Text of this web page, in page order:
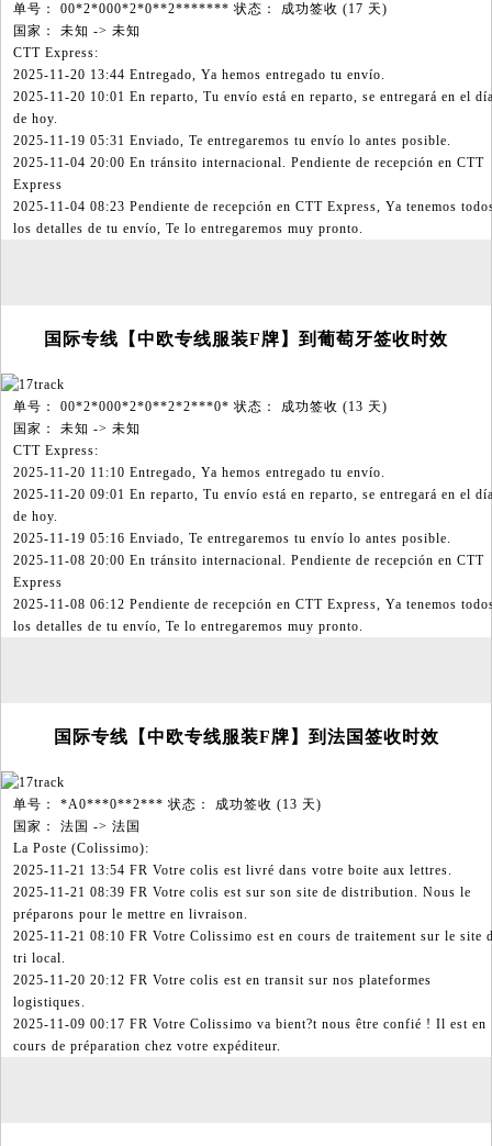
单号： 00*2*000*2*0**2******* 状态： 成功签收 (17 天)
国家： 未知 -> 未知
CTT Express:
2025-11-20 13:44 Entregado, Ya hemos entregado tu envío.
2025-11-20 10:01 En reparto, Tu envío está en reparto, se entregará en el
de hoy.
2025-11-19 05:31 Enviado, Te entregaremos tu envío lo antes posible.
2025-11-04 20:00 En tránsito internacional. Pendiente de recepción en CTT
Express
2025-11-04 08:23 Pendiente de recepción en CTT Express, Ya tenemos
los detalles de tu envío, Te lo entregaremos muy pronto.
国际专线【中欧专线服装F牌】到葡萄牙签收时效
单号： 00*2*000*2*0**2*2***0* 状态： 成功签收 (13 天)
国家： 未知 -> 未知
CTT Express:
2025-11-20 11:10 Entregado, Ya hemos entregado tu envío.
2025-11-20 09:01 En reparto, Tu envío está en reparto, se entregará en el
de hoy.
2025-11-19 05:16 Enviado, Te entregaremos tu envío lo antes posible.
2025-11-08 20:00 En tránsito internacional. Pendiente de recepción en CTT
Express
2025-11-08 06:12 Pendiente de recepción en CTT Express, Ya tenemos
los detalles de tu envío, Te lo entregaremos muy pronto.
国际专线【中欧专线服装F牌】到法国签收时效
单号： *A0***0**2*** 状态： 成功签收 (13 天)
国家： 法国 -> 法国
La Poste (Colissimo):
2025-11-21 13:54 FR Votre colis est livré dans votre boite aux lettres.
2025-11-21 08:39 FR Votre colis est sur son site de distribution. Nous le
préparons pour le mettre en livraison.
2025-11-21 08:10 FR Votre Colissimo est en cours de traitement sur le site
tri local.
2025-11-20 20:12 FR Votre colis est en transit sur nos plateformes
logistiques.
2025-11-09 00:17 FR Votre Colissimo va bient?t nous être confié ! Il est en
cours de préparation chez votre expéditeur.